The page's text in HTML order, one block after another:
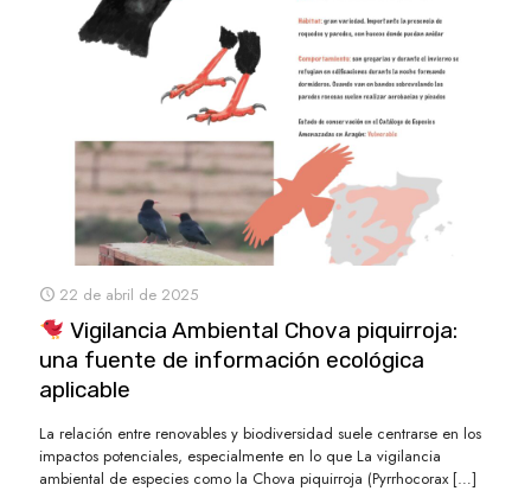
22 de abril de 2025
Vigilancia Ambiental Chova piquirroja:
una fuente de información ecológica
aplicable
La relación entre renovables y biodiversidad suele centrarse en los
impactos potenciales, especialmente en lo que La vigilancia
ambiental de especies como la Chova piquirroja (Pyrrhocorax[…]